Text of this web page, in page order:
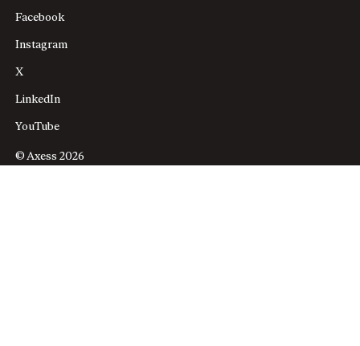
Facebook
Instagram
X
LinkedIn
YouTube
© Axess 2026